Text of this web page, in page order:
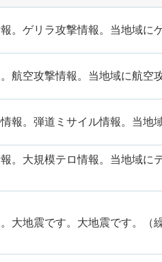
。ゲリラ攻撃情報。当地域に
航空攻撃情報。当地域に航空
報。弾道ミサイル情報。当地
。大規模テロ情報。当地域に
大地震です。大地震です。（